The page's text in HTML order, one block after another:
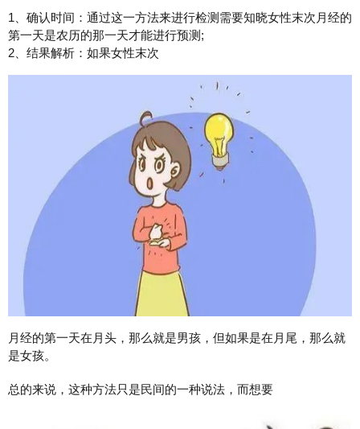
1、确认时间：通过这一方法来进行检测需要知晓女性末次月经的
第一天是农历的那一天才能进行预测;
2、结果解析：如果女性末次
月经的第一天在月头，那么就是男孩，但如果是在月尾，那么就
是女孩。
总的来说，这种方法只是民间的一种说法，而想要